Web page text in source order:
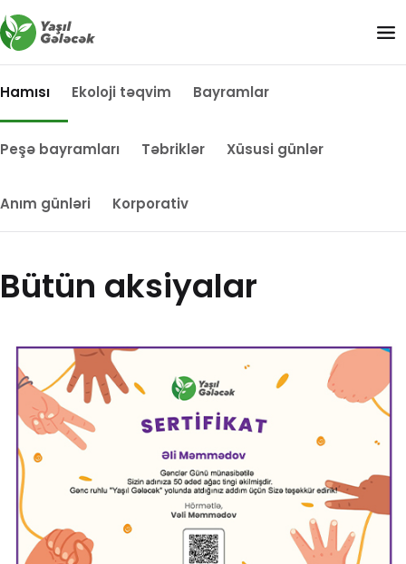
Hamısı Ekoloji təqvim Bayramlar
Peşə bayramları Təbriklər Xüsusi günlər
Anım günləri Korporativ
Bütün aksiyalar